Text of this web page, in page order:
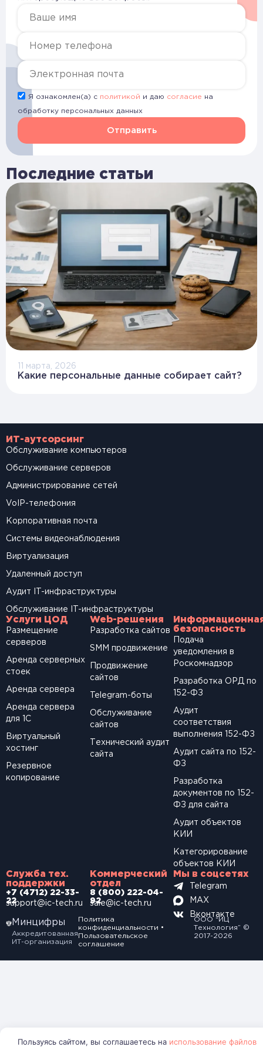
Последние статьи
11 марта, 2026
Какие персональные данные собирает сайт?
Я ознакомлен(а) с политикой и даю согласие на
обработку персональных данных
Отправить
ИТ-аутсорсинг
Обслуживание компьютеров
Обслуживание серверов
Администрирование сетей
VoIP-телефония
Корпоративная почта
Системы видеонаблюдения
Виртуализация
Удаленный доступ
Аудит IT-инфраструктуры
Обслуживание IT-инфраструктуры
Услуги ЦОД
Размещение
серверов
Аренда серверных
стоек
Аренда сервера
Аренда сервера
для 1С
Виртуальный
хостинг
Резервное
копирование
Web-решения
Разработка сайтов
SМM продвижение
Продвижение
сайтов
Telegram-боты
Обслуживание
сайтов
Технический аудит
сайта
безопасность
Подача
уведомления в
Роскомнадзор
Разработка ОРД по
152-ФЗ
Аудит
соответствия
выполнения 152-ФЗ
Аудит сайта по 152-
ФЗ
Разработка
документов по 152-
ФЗ для сайта
Аудит объектов
КИИ
Категорирование
объектов КИИ
Служба тех.
поддержки
+7 (4712) 22-33-
22
support@ic-tech.ru
Коммерческий
отдел
8 (800) 222-04-
92
sale@ic-tech.ru
Мы в соцсетях
Telegram
MAX
Вконтакте
Минцифры
Аккредитованная
ИТ-организация
Политика
конфиденциальности •
Пользовательское
соглашение
ООО “ИЦ
Технология” ©
2017-2026
Пользуясь сайтом, вы соглашаетесь на использование файлов